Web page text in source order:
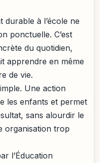
durable à l’école ne
ponctuelle. C’est
du quotidien,
apprendre en même
de vie.
Une action
les enfants et permet
sans alourdir le
organisation trop
l’Éducation